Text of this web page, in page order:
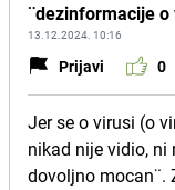
¨dezinformacije o
13.12.2024. 10:16
Prijavi 0
Jer se o virusi (o
nikad nije vidio,
dovoljno mocan¨.